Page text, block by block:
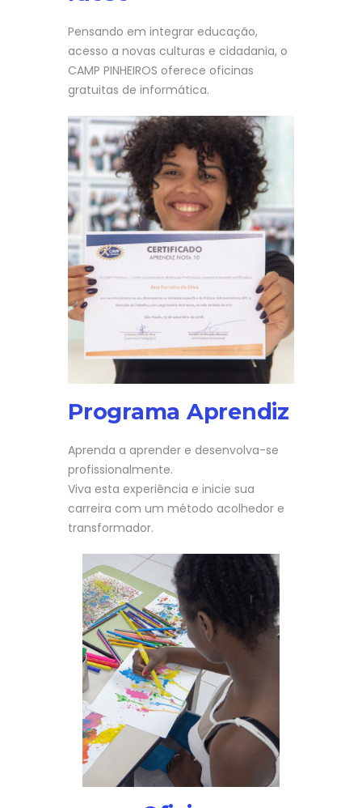
Pensando em integrar educação,
acesso a novas culturas e cidadania, o
CAMP PINHEIROS oferece oficinas
gratuitas de informática.
Programa Aprendiz
Aprenda a aprender e desenvolva-se
profissionalmente.
Viva esta experiência e inicie sua
carreira com um método acolhedor e
transformador.